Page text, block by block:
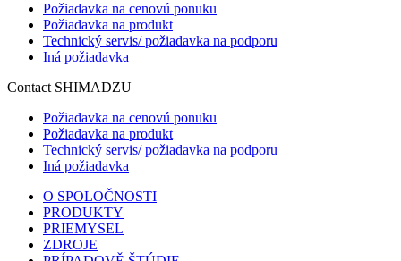
Požiadavka na cenovú ponuku
Požiadavka na produkt
Technický servis/ požiadavka na podporu
Iná požiadavka
Contact SHIMADZU
Požiadavka na cenovú ponuku
Požiadavka na produkt
Technický servis/ požiadavka na podporu
Iná požiadavka
O SPOLOČNOSTI
PRODUKTY
PRIEMYSEL
ZDROJE